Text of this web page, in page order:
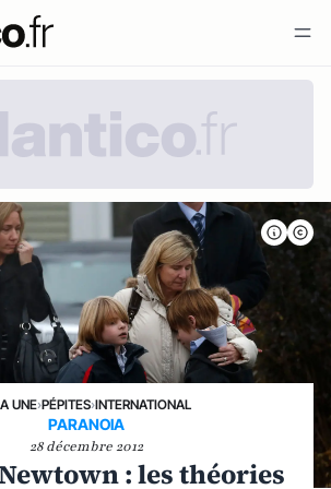
UNE›PÉPITES›INTERNATIONAL
PARANOIA
28 décembre 2012
: les théories